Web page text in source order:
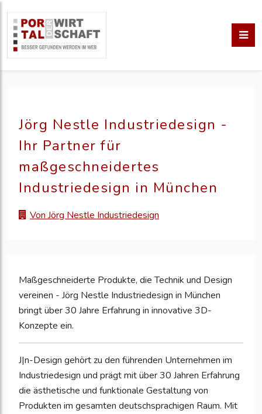
Jörg Nestle Industriedesign -
Ihr Partner für
maßgeschneidertes
Industriedesign in München
Von Jörg Nestle Industriedesign
Maßgeschneiderte Produkte, die Technik und Design
vereinen - Jörg Nestle Industriedesign in München
bringt über 30 Jahre Erfahrung in innovative 3D-
Konzepte ein.
J|n-Design gehört zu den führenden Unternehmen im
Industriedesign und prägt mit über 30 Jahren Erfahrung
die ästhetische und funktionale Gestaltung von
Produkten im gesamten deutschsprachigen Raum. Mit